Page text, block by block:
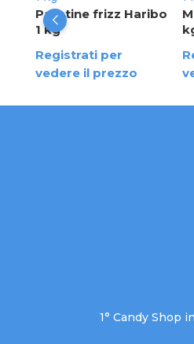
Patatine frizz Haribo
1 kg
Registrati per
vedere il prezzo
1° Candy Shop